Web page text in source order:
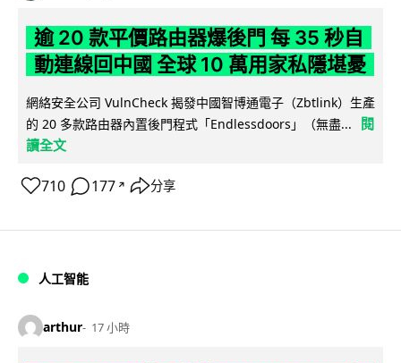
逾 20 款平價路由器爆後門 每 35 秒自
動連線回中國 全球 10 萬用家私隱堪憂
網絡安全公司 VulnCheck 揭發中國智博通電子（Zbtlink）生產
的 20 多款路由器內置後門程式「Endlessdoors」（無盡...
閱
讀全文
710 177 ↗ 分享
人工智能
arthur 17 小時